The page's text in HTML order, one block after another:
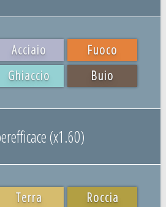
Acciaio
Fuoco
Ghiaccio Buio
(x1.60)
Terra
Roccia